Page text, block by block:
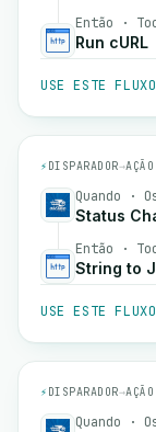
Então ·
Run cURL
USE ESTE
⚡ DISPARADOR→AÇÃO
Quando ·
Status
Então ·
String to
USE ESTE
⚡ DISPARADOR→AÇÃO
Quando ·